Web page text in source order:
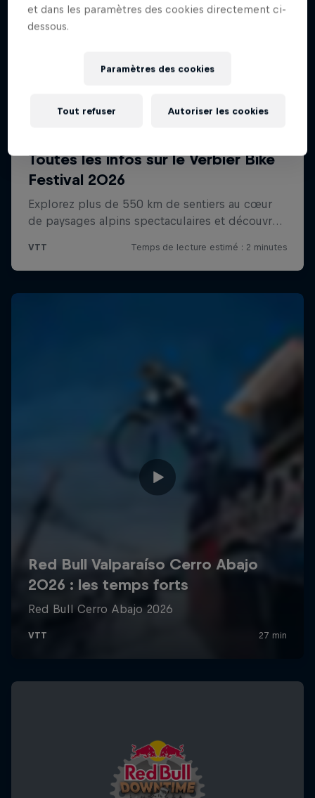
et dans les paramètres des cookies directement ci-
dessous.
Paramètres des cookies
Tout refuser Autoriser les cookies